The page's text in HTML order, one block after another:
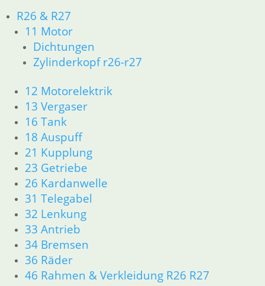
R26 & R27
11 Motor
Dichtungen
Zylinderkopf r26-r27
12 Motorelektrik
13 Vergaser
16 Tank
18 Auspuff
21 Kupplung
23 Getriebe
26 Kardanwelle
31 Telegabel
32 Lenkung
33 Antrieb
34 Bremsen
36 Räder
46 Rahmen & Verkleidung R26 R27
inkl. MwSt.
zzgl.Versandkosten
In den Warenkorb
Ventilfeder
5,90€
Artikelnummer: 1264176
inkl. MwSt.
zzgl.Versandkosten
In den Warenkorb
Zylinderkopfüberholung /
Bleifreiumbau
0,00€
Artikelnummer: 1112523
inkl. MwSt.